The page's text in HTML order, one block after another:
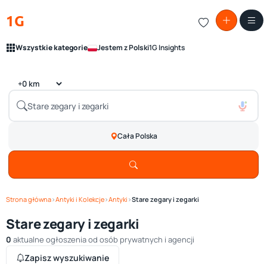
1G
Wszystkie kategorie Jestem z Polski1G Insights
Cała Polska
Strona główna›Antyki i Kolekcje›Antyki ›Stare zegary i zegarki
Stare zegary i zegarki
0 aktualne ogłoszenia od osób prywatnych i agencji
Zapisz wyszukiwanie